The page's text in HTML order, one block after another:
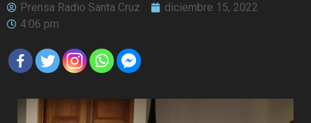
Prensa Radio Santa Cruz
diciembre 15, 2022
4:06 pm